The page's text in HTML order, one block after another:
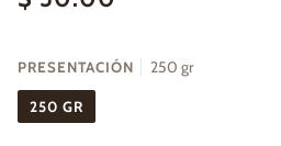
PRESENTACIÓN 250 gr
250 GR